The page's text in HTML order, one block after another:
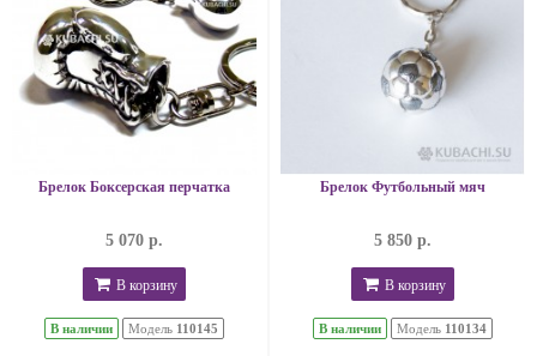
Брелок Боксерская перчатка
5 070 р.
В корзину
В наличии Модель 110145
Брелок Футбольный мяч
5 850 р.
В корзину
В наличии Модель 110134